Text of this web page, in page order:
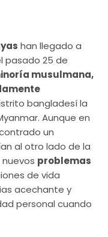
han llegado a
pasado 25 de
musulmana,
bangladesí la
Aunque en
un
al otro lado de la
problemas
de vida
acechante y
personal cuando